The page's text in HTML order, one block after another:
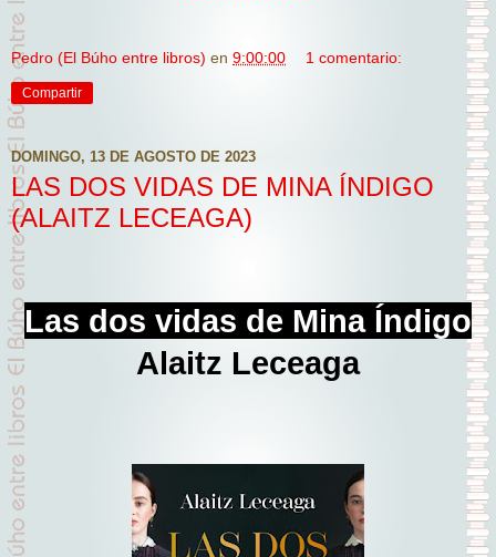
Pedro (El Búho entre libros) en 9:00:00 1 comentario:
Compartir
DOMINGO, 13 DE AGOSTO DE 2023
LAS DOS VIDAS DE MINA ÍNDIGO
(ALAITZ LECEAGA)
Las dos vidas de Mina Índigo
Alaitz Leceaga